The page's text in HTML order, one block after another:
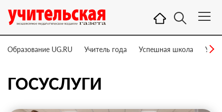
Образование UG.RU Учитель года Успешная школа
ГОСУСЛУГИ